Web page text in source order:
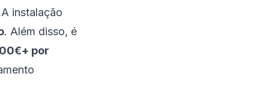
instalação
. Além disso, é
por